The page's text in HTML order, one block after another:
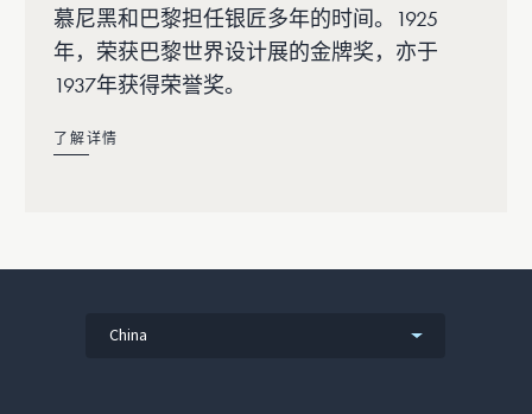
慕尼黑和巴黎担任银匠多年的时间。1925
年，荣获巴黎世界设计展的金牌奖，亦于
1937年获得荣誉奖。
了解详情
China